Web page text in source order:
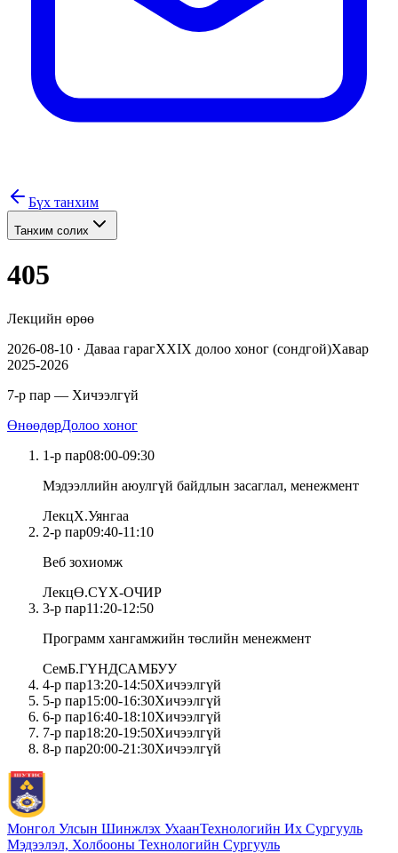
Бүх танхим
Танхим солих
405
Лекцийн өрөө
2026-08-10 · Даваа гарагXXIX долоо хоног (сондгой)Хавар
2025-2026
7-р пар — Хичээлгүй
ӨнөөдөрДолоо хоног
1-р пар08:00-09:30
Мэдээллийн аюулгүй байдлын засаглал, менежмент
ЛекцХ.Уянгаа
2-р пар09:40-11:10
Веб зохиомж
ЛекцӨ.СҮХ-ОЧИР
3-р пар11:20-12:50
Программ хангамжийн төслийн менежмент
СемБ.ГҮНДСАМБУУ
4-р пар13:20-14:50Хичээлгүй
5-р пар15:00-16:30Хичээлгүй
6-р пар16:40-18:10Хичээлгүй
7-р пар18:20-19:50Хичээлгүй
8-р пар20:00-21:30Хичээлгүй
Монгол Улсын Шинжлэх УхаанТехнологийн Их Сургууль
Мэдээлэл, Холбооны Технологийн Сургууль